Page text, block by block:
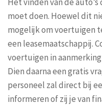
moet doen. Hoewel dit
mogelijk om voertuigen
een leasemaatschappij.
voertuigen in
Dien daarna een gratis
personeel zal direct bij
informeren of zij je van